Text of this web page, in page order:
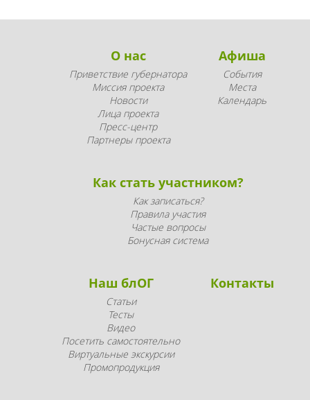
О нас
Приветствие губернатора
Миссия проекта
Новости
Лица проекта
Пресс-центр
Партнеры проекта
Афиша
События
Места
Календарь
Как стать участником?
Как записаться?
Правила участия
Частые вопросы
Бонусная система
Наш блОГ
Статьи
Тесты
Видео
Посетить самостоятельно
Виртуальные экскурсии
Промопродукция
Контакты